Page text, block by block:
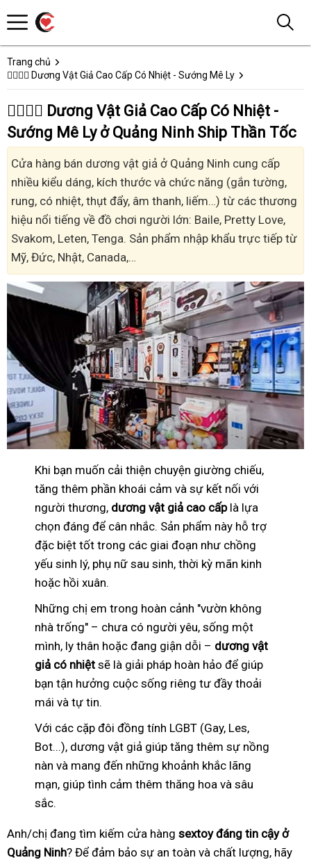
Trang chủ
👩‍❤️‍💋‍👨 Dương Vật Giả Cao Cấp Có Nhiệt - Sướng Mê Ly
👩‍❤️‍💋‍👨 Dương Vật Giả Cao Cấp Có Nhiệt -
Sướng Mê Ly ở Quảng Ninh Ship Thần Tốc
Cửa hàng bán dương vật giả ở Quảng Ninh cung cấp
nhiều kiểu dáng, kích thước và chức năng (gắn tường,
rung, có nhiệt, thụt đẩy, âm thanh, liếm…) từ các thương
hiệu nổi tiếng về đồ chơi người lớn: Baile, Pretty Love,
Svakom, Leten, Tenga. Sản phẩm nhập khẩu trực tiếp từ
Mỹ, Đức, Nhật, Canada,…
Khi bạn muốn cải thiện chuyện giường chiếu,
tăng thêm phần khoái cảm và sự kết nối với
người thương, dương vật giả cao cấplà lựa
chọn đáng để cân nhắc. Sản phẩm này hỗ trợ
đặc biệt tốt trong các giai đoạn như chồng
yếu sinh lý, phụ nữ sau sinh, thời kỳ mãn kinh
hoặc hồi xuân.
Những chị em trong hoàn cảnh "vườn không
nhà trống" – chưa có người yêu, sống một
mình, ly thân hoặc đang giận dỗi – dương vật
giả có nhiệt sẽ là giải pháp hoàn hảo để giúp
bạn tận hưởng cuộc sống riêng tư đầy thoải
mái và tự tin.
Với các cặp đôi đồng tính LGBT (Gay, Les,
Bot...), dương vật giả giúp tăng thêm sự nồng
nàn và mang đến những khoảnh khắc lãng
mạn, giúp tình cảm thêm thăng hoa và sâu
sắc.
Anh/chị đang tìm kiếm cửa hàng sextoy đáng tin cậy ở
Quảng Ninh? Để đảm bảo sự an toàn và chất lượng, hãy